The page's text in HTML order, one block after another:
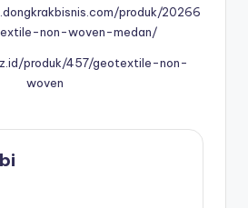
produk/20266
non-woven-medan/
produk/457/geotextile-non-
woven